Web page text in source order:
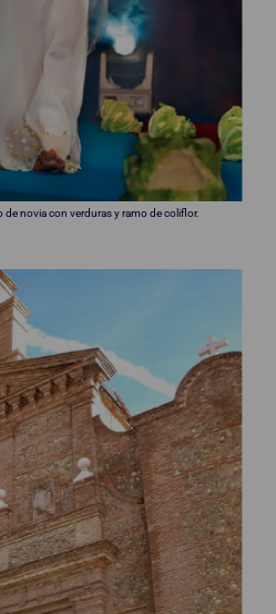
de novia con verduras y ramo de coliflor.